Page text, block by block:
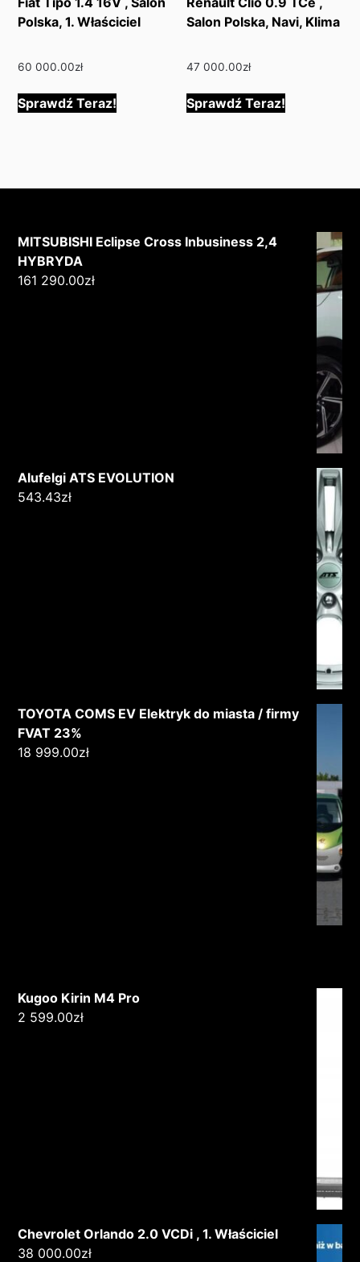
Polska, 1. Właściciel
60 000.00zł
Sprawdź Teraz!
Salon Polska, Navi, Klima
47 000.00zł
Sprawdź Teraz!
MITSUBISHI Eclipse Cross Inbusiness 2,4
HYBRYDA
161 290.00zł
Alufelgi ATS EVOLUTION
543.43zł
TOYOTA COMS EV Elektryk do miasta / firmy
FVAT 23%
18 999.00zł
Kugoo Kirin M4 Pro
2 599.00zł
Chevrolet Orlando 2.0 VCDi , 1. Właściciel
38 000.00zł